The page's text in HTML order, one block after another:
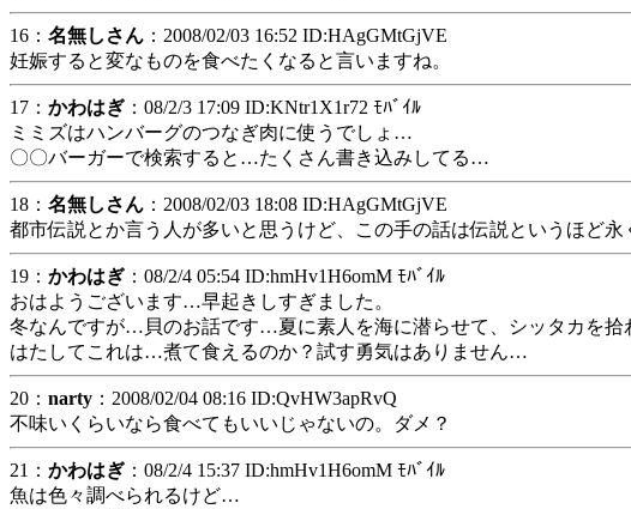
16： 名無しさん ：2008/02/03 16:52 ID:HAgGMtGjVE
妊娠すると変なものを食べたくなると言いますね。
17： かわはぎ ：08/2/3 17:09 ID:KNtr1X1r72 ﾓﾊﾞｲﾙ
ミミズはハンバーグのつなぎ肉に使うでしょ…
〇〇バーガーで検索すると…たくさん書き込みしてる…
18： 名無しさん ：2008/02/03 18:08 ID:HAgGMtGjVE
都市伝説とか言う人が多いと思うけど、この手の話は伝説というほど永
19： かわはぎ ：08/2/4 05:54 ID:hmHv1H6omM ﾓﾊﾞｲﾙ
おはようございます…早起きしすぎました。
冬なんですが…貝のお話です…夏に素人を海に潜らせて、シッタカを拾
はたしてこれは…煮て食えるのか？試す勇気はありません…
20： narty ：2008/02/04 08:16 ID:QvHW3apRvQ
不味いくらいなら食べてもいいじゃないの。ダメ？
21： かわはぎ ：08/2/4 15:37 ID:hmHv1H6omM ﾓﾊﾞｲﾙ
魚は色々調べられるけど…